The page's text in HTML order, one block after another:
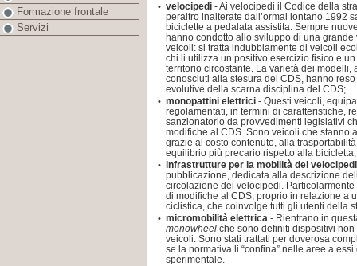
• velocipedi - Ai velocipedi il Codice della
peraltro inalterate dall’ormai lontano 1992
biciclette a pedalata assistita. Sempre
hanno condotto allo sviluppo di una
veicoli: si tratta indubbiamente di veicoli
chi li utilizza un positivo esercizio fisico e
territorio circostante. La varietà dei modelli,
conosciuti alla stesura del CDS, hanno
evolutive della scarna disciplina del CDS;
• monopattini elettrici - Questi veicoli,
regolamentati, in termini di caratteristiche,
sanzionatorio da provvedimenti legislativi
modifiche al CDS. Sono veicoli che stanno
grazie al costo contenuto, alla
equilibrio più precario rispetto alla bicicletta;
• infrastrutture per la mobilità dei velocipedi
pubblicazione, dedicata alla descrizione
circolazione dei velocipedi.
di modifiche al CDS, proprio in relazione a
ciclistica, che coinvolge tutti gli utenti della
• micromobilità elettrica - Rientrano in
monowheel che sono definiti dispositivi
veicoli. Sono stati trattati per doverosa
se la normativa li “confina” nelle aree a
sperimentale.
Formazione frontale
Servizi